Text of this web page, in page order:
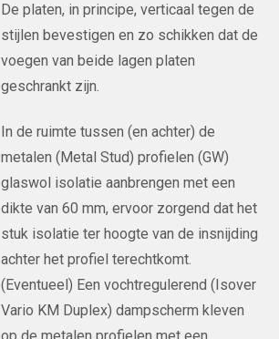
De platen, in principe, verticaal tegen de
stijlen bevestigen en zo schikken dat de
voegen van beide lagen platen
geschrankt zijn.
In de ruimte tussen (en achter) de
metalen (Metal Stud) profielen (GW)
glaswol isolatie aanbrengen met een
dikte van 60 mm, ervoor zorgend dat het
stuk isolatie ter hoogte van de insnijding
achter het profiel terechtkomt.
(Eventueel) Een vochtregulerend (Isover
Vario KM Duplex) dampscherm kleven